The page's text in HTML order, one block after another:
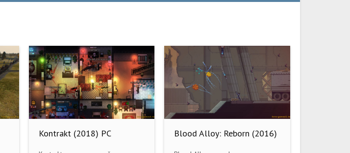
Kontrakt (2018) PC
Blood Alloy: Reborn (2016)